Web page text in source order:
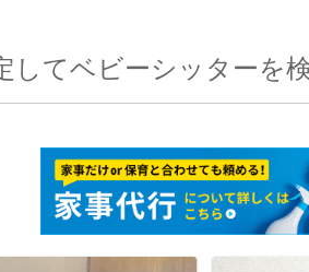
してベビーシッターを